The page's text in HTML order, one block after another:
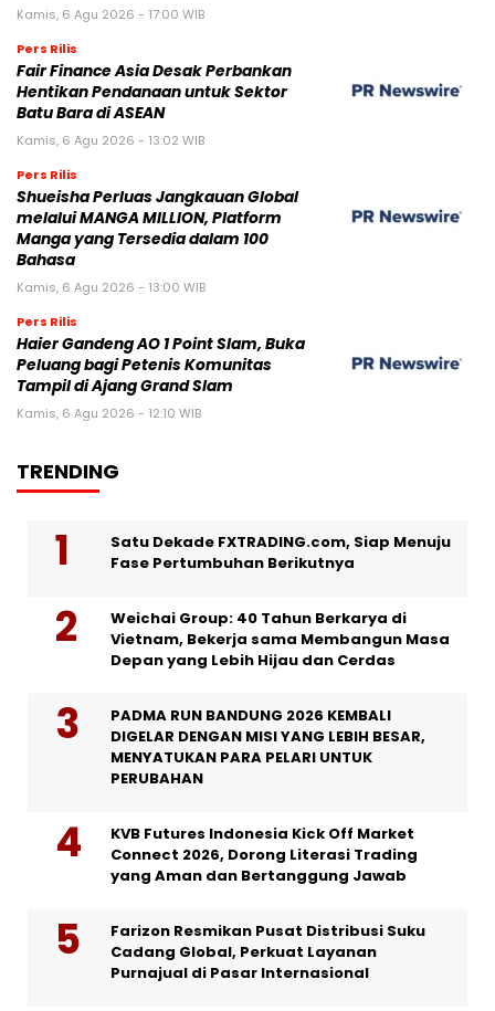
Kamis, 6 Agu 2026 - 17:00 WIB
Pers Rilis
Fair Finance Asia Desak Perbankan
Hentikan Pendanaan untuk Sektor
Batu Bara di ASEAN
Kamis, 6 Agu 2026 - 13:02 WIB
Pers Rilis
Shueisha Perluas Jangkauan Global
melalui MANGA MILLION, Platform
Manga yang Tersedia dalam 100
Bahasa
Kamis, 6 Agu 2026 - 13:00 WIB
Pers Rilis
Haier Gandeng AO 1 Point Slam, Buka
Peluang bagi Petenis Komunitas
Tampil di Ajang Grand Slam
Kamis, 6 Agu 2026 - 12:10 WIB
TRENDING
Satu Dekade FXTRADING.com, Siap Menuju
Fase Pertumbuhan Berikutnya
Weichai Group: 40 Tahun Berkarya di
Vietnam, Bekerja sama Membangun Masa
Depan yang Lebih Hijau dan Cerdas
PADMA RUN BANDUNG 2026 KEMBALI
DIGELAR DENGAN MISI YANG LEBIH BESAR,
MENYATUKAN PARA PELARI UNTUK
PERUBAHAN
KVB Futures Indonesia Kick Off Market
Connect 2026, Dorong Literasi Trading
yang Aman dan Bertanggung Jawab
Farizon Resmikan Pusat Distribusi Suku
Cadang Global, Perkuat Layanan
Purnajual di Pasar Internasional